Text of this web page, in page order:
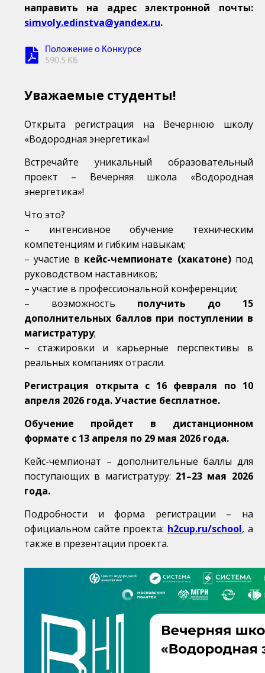
направить на адрес электронной почты:
simvoly.edinstva@yandex.ru.
Положение о Конкурсе
590.5 КБ
Уважаемые студенты!
Открыта регистрация на Вечернюю школу
«Водородная энергетика»!
Встречайте уникальный образовательный
проект – Вечерняя школа «Водородная
энергетика»!
Что это?
– интенсивное обучение техническим
компетенциям и гибким навыкам;
– участие в кейc-чемпионате (хакатоне)под
руководством наставников;
– участие в профессиональной конференции;
– возможность получить до 15
дополнительных баллов при поступлении в
магистратуру;
– стажировки и карьерные перспективы в
реальных компаниях отрасли.
Регистрация открыта с 16 февраля по 10
апреля 2026 года. Участие бесплатное.
Обучение пройдет в дистанционном
формате с 13 апреля по 29 мая 2026 года.
Кейс-чемпионат – дополнительные баллы для
поступающих в магистратуру: 21–23 мая 2026
года.
Подробности и форма регистрации – на
официальном сайте проекта: h2cup.ru/school, а
также в презентации проекта.